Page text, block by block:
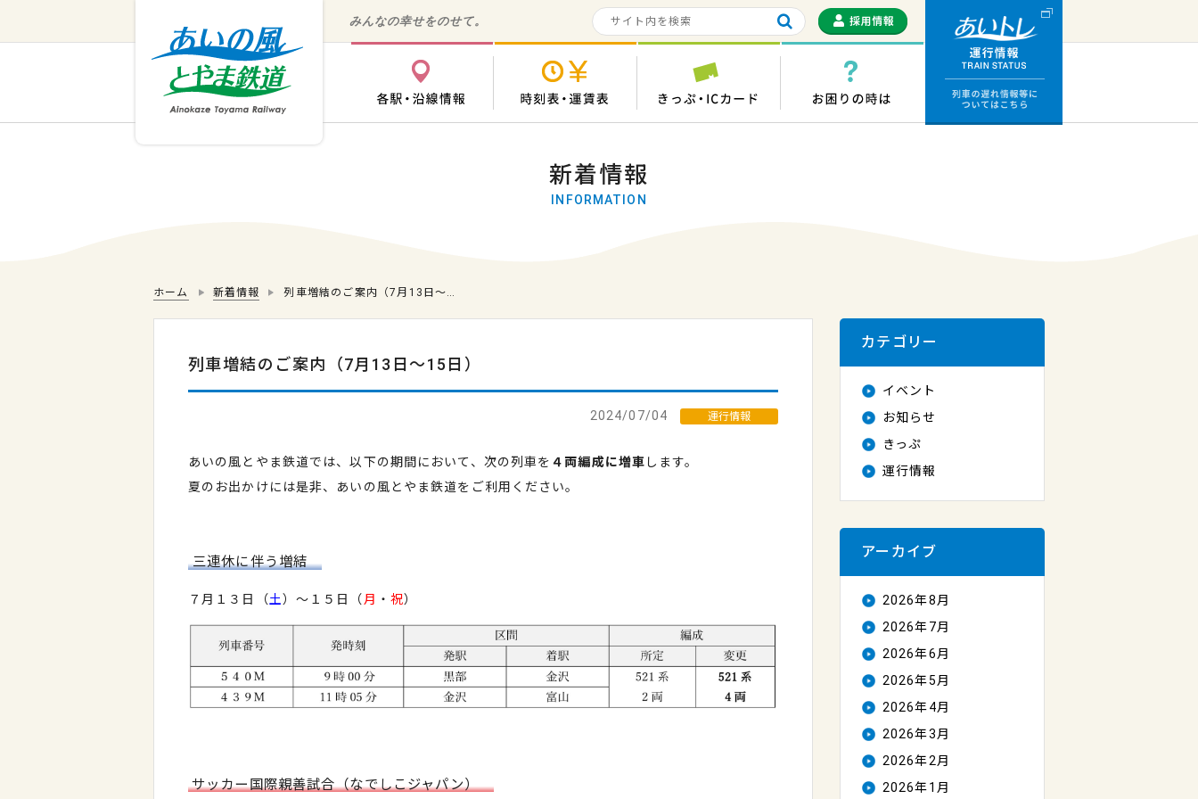
みんなの幸せをのせて。
各駅・沿線情報 時刻表・運賃表 きっぷ・ICカード お困りの時は
新着情報
INFORMATION
ホーム 新着情報 列車増結のご案内（7月13日～…
列車増結のご案内（7月13日～15日）
2024/07/04 運行情報
あいの風とやま鉄道では、以下の期間において、次の列車を ４両編成に増車 します。
夏のお出かけには是非、あいの風とやま鉄道をご利用ください。
三連休に伴う増結
７月１３日（土 ）～１５日（ 月 ・ 祝）
サッカー国際親善試合（なでしこジャパン）
カテゴリー
イベント
お知らせ
きっぷ
運行情報
アーカイブ
2026年8月
2026年7月
2026年6月
2026年5月
2026年4月
2026年3月
2026年2月
2026年1月